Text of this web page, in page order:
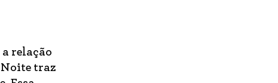
relação
Noite traz